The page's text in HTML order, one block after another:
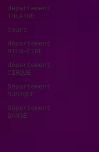
département
THEATRE
Cours
département
BIEN-ETRE
département
CIRQUE
Département
MUSIQUE
Département
DANSE